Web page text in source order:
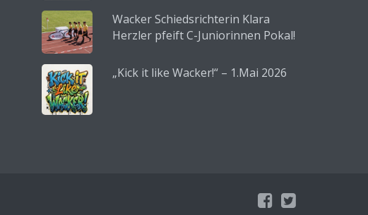
Wacker Schiedsrichterin Klara
Herzler pfeift C-Juniorinnen Pokal!
„Kick it like Wacker!“ – 1.Mai 2026